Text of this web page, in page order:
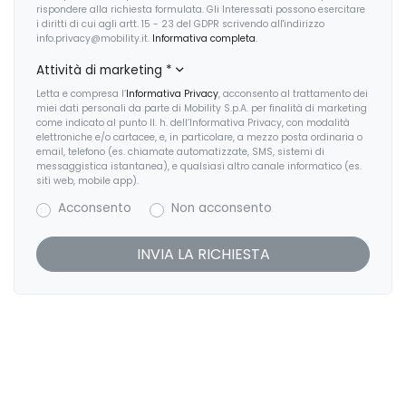
Pacchetto sicurezza
Pinze freni colorate
Poggiatesta anteriori regolabili
Portaoggetti aggiuntivi
Presa 12V aggiuntiva
Radio DAB
rispondere alla richiesta formulata. Gli Interessati possono esercitare
i diritti di cui agli artt. 15 - 23 del GDPR scrivendo all'indirizzo
info.privacy@mobility.it. Informativa completa.
Attività di marketing *
Letta e compresa l’Informativa Privacy, acconsento al trattamento dei
miei dati personali da parte di Mobility S.p.A. per finalità di marketing
come indicato al punto II. h. dell’Informativa Privacy, con modalità
elettroniche e/o cartacee, e, in particolare, a mezzo posta ordinaria o
email, telefono (es. chiamate automatizzate, SMS, sistemi di
messaggistica istantanea), e qualsiasi altro canale informatico (es.
siti web, mobile app).
Acconsento Non acconsento